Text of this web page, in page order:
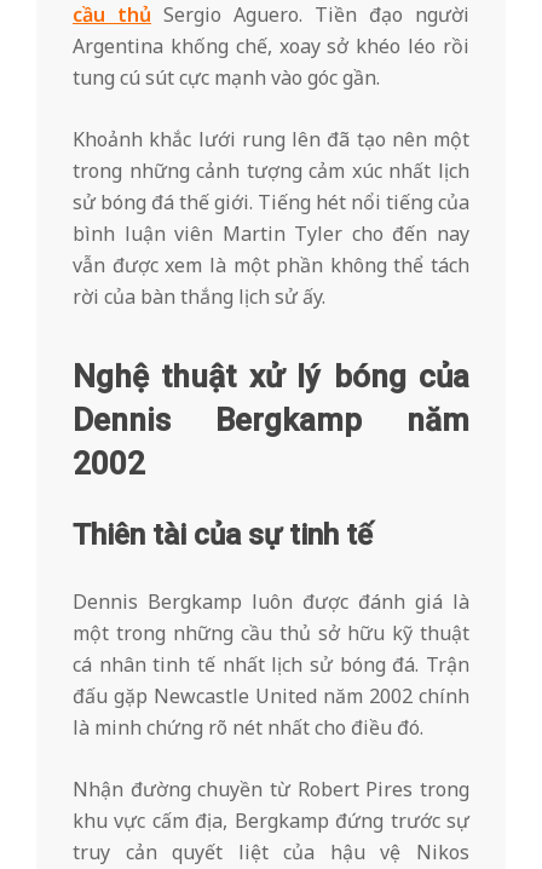
cầu thủ Sergio Aguero. Tiền đạo người
Argentina khống chế, xoay sở khéo léo rồi
tung cú sút cực mạnh vào góc gần.
Khoảnh khắc lưới rung lên đã tạo nên một
trong những cảnh tượng cảm xúc nhất lịch
sử bóng đá thế giới. Tiếng hét nổi tiếng của
bình luận viên Martin Tyler cho đến nay
vẫn được xem là một phần không thể tách
rời của bàn thắng lịch sử ấy.
Nghệ thuật xử lý bóng của
Dennis Bergkamp năm
2002
Thiên tài của sự tinh tế
Dennis Bergkamp luôn được đánh giá là
một trong những cầu thủ sở hữu kỹ thuật
cá nhân tinh tế nhất lịch sử bóng đá. Trận
đấu gặp Newcastle United năm 2002 chính
là minh chứng rõ nét nhất cho điều đó.
Nhận đường chuyền từ Robert Pires trong
khu vực cấm địa, Bergkamp đứng trước sự
truy cản quyết liệt của hậu vệ Nikos